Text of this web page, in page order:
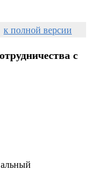
к полной версии
с